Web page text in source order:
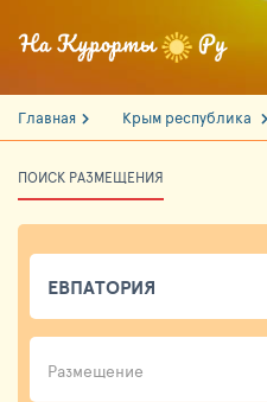
Главная Крым республика
ПОИСК РАЗМЕЩЕНИЯ
Размещение